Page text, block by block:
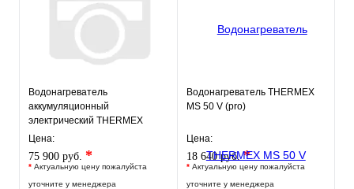
Водонагреватель
аккумуляционный
электрический THERMEX
Kelpie 300 F
Цена:
75 900 руб. *
* Актуальную цену пожалуйста
уточните у менеджера
Водонагреватель THERMEX
MS 50 V (pro)
Цена:
18 640 руб.*
* Актуальную цену пожалуйста
уточните у менеджера